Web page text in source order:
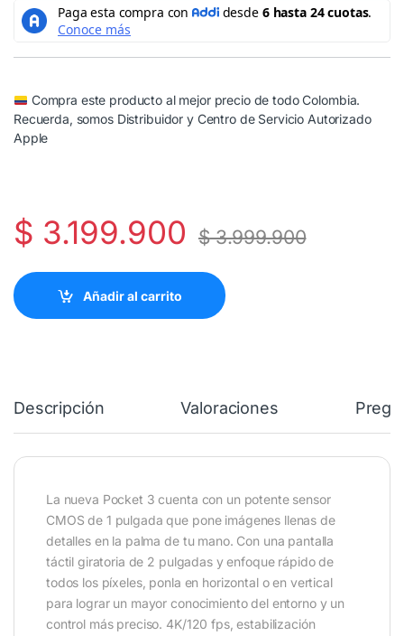
Compra este producto al mejor precio de todo Colombia.
Recuerda, somos Distribuidor y Centro de Servicio Autorizado
Apple
$ 3.199.900 $3.999.900
Añadir al carrito
Descripción Valoraciones
La nueva Pocket 3 cuenta con un potente sensor
CMOS de 1 pulgada que pone imágenes llenas de
detalles en la palma de tu mano. Con una pantalla
táctil giratoria de 2 pulgadas y enfoque rápido de
todos los píxeles, ponla en horizontal o en vertical
para lograr un mayor conocimiento del entorno y un
control más preciso. 4K/120 fps, estabilización